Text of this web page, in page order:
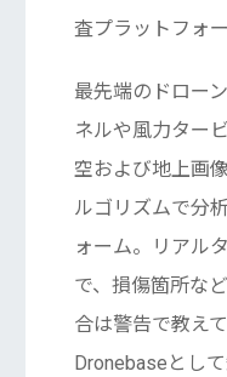
査プラットフォー
最先端のドロー
ネルや風力ター
空および地上画
ルゴリズムで分
ォーム。リアル
で、損傷箇所な
合は警告で教え
Dronebaseとし